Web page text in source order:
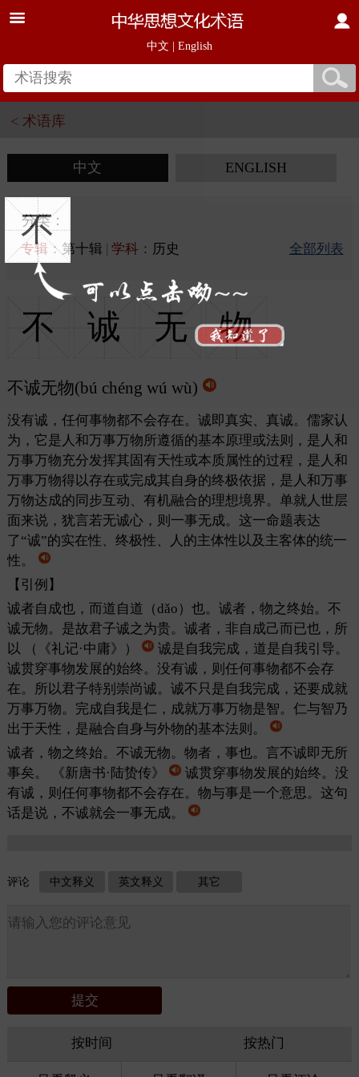
中文 English
不
< 术语库
中文 ENGLISH
分类：
专辑：第十辑 学科： 历史 全部列表
不 诚 无 物
不诚无物(bú chéng wú wù)
没有诚，任何事物都不会存在。诚即真实、真诚。儒家认
为，它是人和万事万物所遵循的基本原理或法则，是人和
万事万物充分发挥其固有天性或本质属性的过程，是人和
万事万物得以存在或完成其自身的终极依据，是人和万事
万物达成的同步互动、有机融合的理想境界。单就人世层
面来说，犹言若无诚心，则一事无成。这一命题表达
了“诚”的实在性、终极性、人的主体性以及主客体的统一
性。
【引例】
诚者自成也，而道自道（dǎo）也。诚者，物之终始。不
诚无物。是故君子诚之为贵。诚者，非自成己而已也，所
以
（《礼记·中庸》）
诚是自我完成，道是自我引导。
诚贯穿事物发展的始终。没有诚，则任何事物都不会存
在。所以君子特别崇尚诚。诚不只是自我完成，还要成就
万事万物。完成自我是仁，成就万事万物是智。仁与智乃
出于天性，是融合自身与外物的基本法则。
诚者，物之终始。不诚无物。物者，事也。言不诚即无所
事矣。
《新唐书·陆贽传》
诚贯穿事物发展的始终。没
有诚，则任何事物都不会存在。物与事是一个意思。这句
话是说，不诚就会一事无成。
评论 中文释义 英文释义 其它
按时间 按热门